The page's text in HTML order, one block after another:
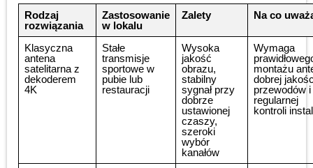
Rodzaj
rozwiązania
Zastosowanie
w lokalu
Zalety Na co
Klasyczna
antena
satelitarna z
dekoderem
4K
Stałe
transmisje
sportowe w
pubie lub
restauracji
Wysoka
jakość
obrazu,
stabilny
sygnał przy
dobrze
ustawionej
czaszy,
szeroki
wybór
kanałów
Wymaga
montażu
dobrej
przewodów i
regularnej
kontroli